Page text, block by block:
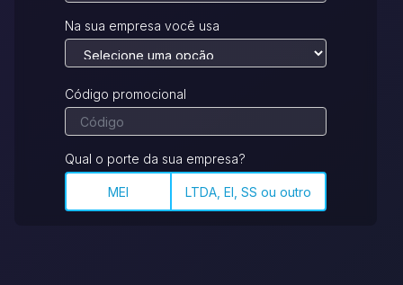
Na sua empresa você usa
Código promocional
Qual o porte da sua empresa?
MEI